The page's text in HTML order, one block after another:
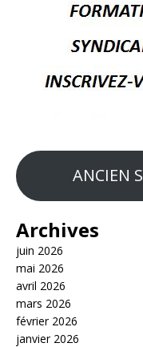
ANCIEN
Archives
juin 2026
mai 2026
avril 2026
mars 2026
février 2026
janvier 2026